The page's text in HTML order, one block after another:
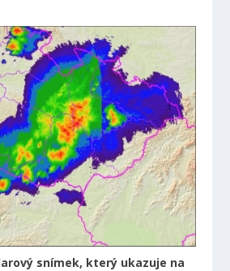
snímek, který ukazuje na